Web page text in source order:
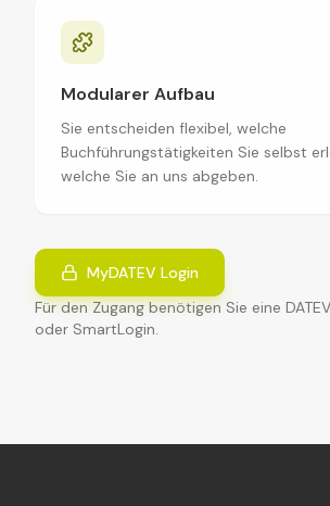
Modularer Aufbau
Sie entscheiden flexibel, welche
Buchführungstätigkeiten Sie selbst
welche Sie an uns abgeben.
MyDATEV Login
Für den Zugang benötigen Sie eine
oder SmartLogin.